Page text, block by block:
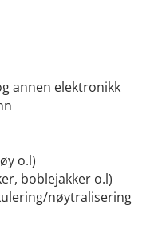
annen elektronikk
o.l)
boblejakker o.l)
nøytralisering